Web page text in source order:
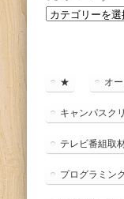
カ
ー ★ オ
キャンパスク
テレビ番組取
プログラミン